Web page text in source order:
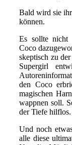
Bald wird sie
können.
Es sollte nicht
Coco
skeptisch zu
Supergirl
den Coco
magischen
wappnen soll.
der Tiefe hilflos.
Und noch
alle diese